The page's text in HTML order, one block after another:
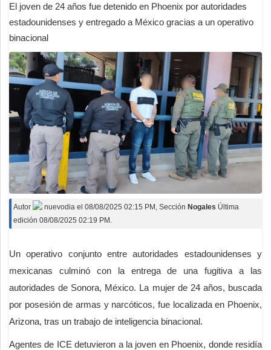
El joven de 24 años fue detenido en Phoenix por autoridades
estadounidenses y entregado a México gracias a un operativo
binacional
Autor nuevodia el 08/08/2025 02:15 PM , Sección Nogales Última
edición 08/08/2025 02:19 PM.
Un operativo conjunto entre autoridades estadounidenses y
mexicanas culminó con la entrega de una fugitiva a las
autoridades de Sonora, México. La mujer de 24 años, buscada
por posesión de armas y narcóticos, fue localizada en Phoenix,
Arizona, tras un trabajo de inteligencia binacional.
Agentes de ICE detuvieron a la joven en Phoenix, donde residía